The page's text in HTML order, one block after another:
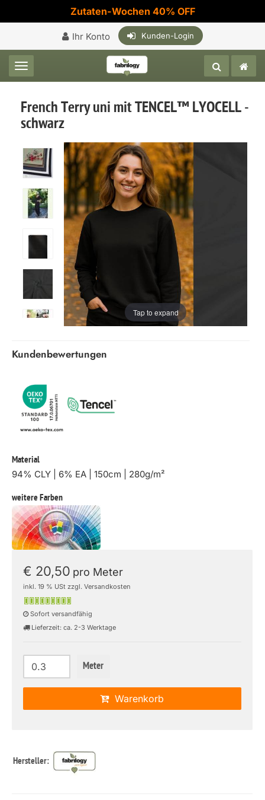
Zutaten-Wochen 40% OFF
Ihr Konto Kunden-Login
Toggle navigation
French Terry uni mit TENCEL™ LYOCELL -
schwarz
Tap to expand
Kundenbewertungen
Material
94% CLY | 6% EA | 150cm | 280g/m²
weitere Farben
€ 20,50 pro Meter
inkl. 19 % USt zzgl. Versandkosten
Sofort versandfähig
Lieferzeit: ca. 2-3 Werktage
Meter
Warenkorb
Hersteller: